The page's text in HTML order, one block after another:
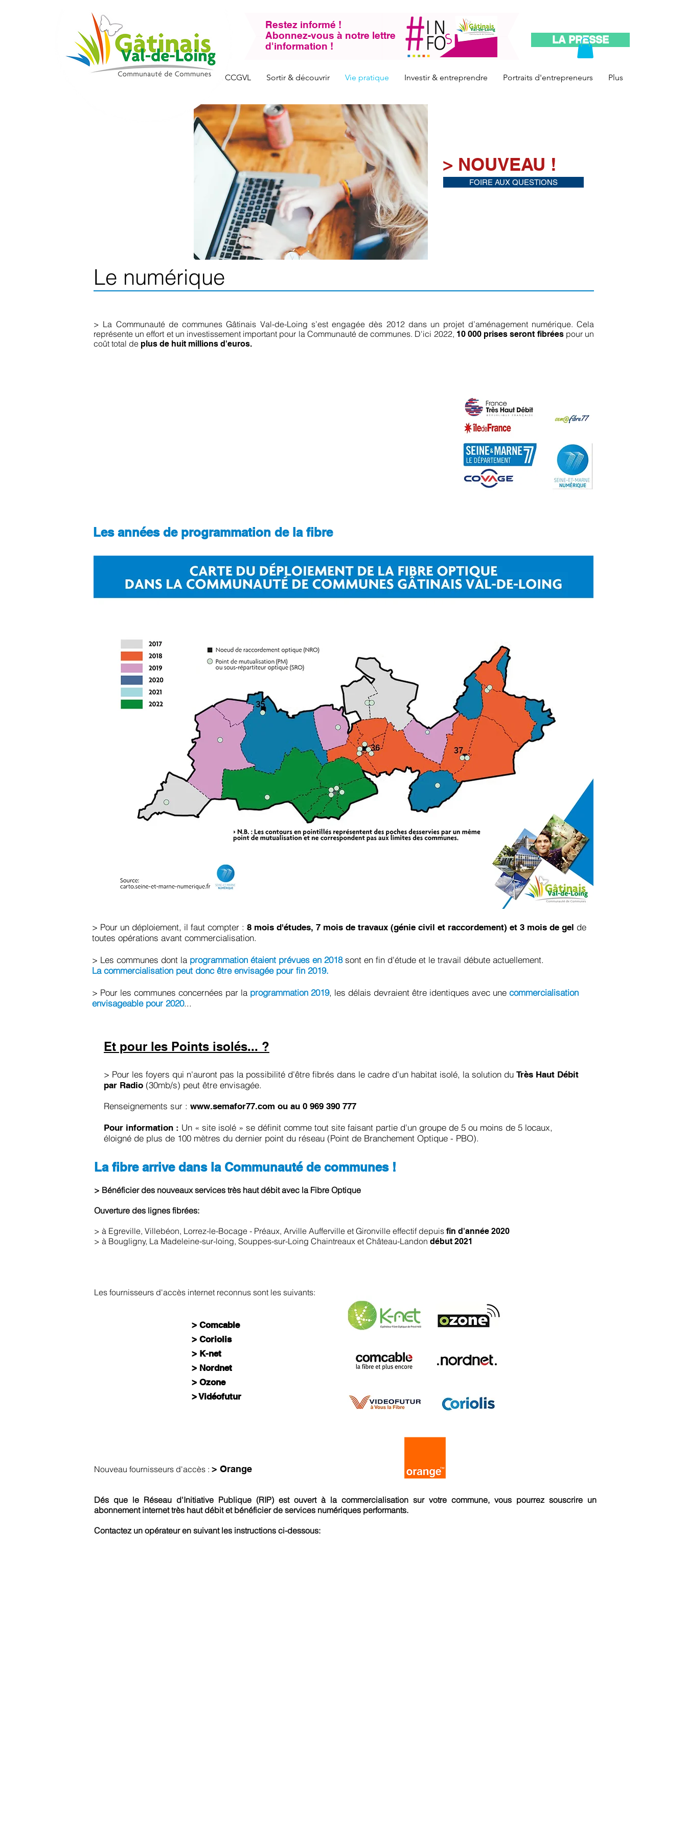
La CCGVL Sortir & découvrir Vie pratique Investir & entreprendre Portraits d'entrepreneurs Plus
Restez informé !
Abonnez-vous à notre lettre
d'information !
LA PRESSE
> NOUVEAU !
FOIRE AUX QUESTIONS
Le numérique
> La Communauté de communes Gâtinais Val-de-Loing s’est engagée dès 2012 dans un projet d’aménagement numérique. Cela
représente un effort et un investissement important pour la Communauté de communes. D'ici 2022, 10 000 prises seront fibréespour un
coût total de plus de huit millions d'euros.
Les années de programmation de la fibre
> Pour un déploiement, il faut compter : 8 mois d'études, 7 mois de travaux (génie civil et raccordement) et 3 mois de gel de
toutes opérations avant commercialisation.
> Les communes dont la programmation étaient prévues en 2018sont en fin d'étude et le travail débute actuellement.
La commercialisation peut donc être envisagée pour fin 2019.
> Pour les communes concernées par la programmation 2019, les délais devraient être identiques avec une commercialisation
envisageable pour 2020...
Et pour les Points isolés... ?
> Pour les foyers qui n'auront pas la possibilité d'être fibrés dans le cadre d'un habitat isolé, la solution du Très Haut Débit
par Radio (30mb/s) peut être envisagée.
Renseignements sur : www.semafor77.com ou au 0 969 390 777
Pour information : Un « site isolé » se définit comme tout site faisant partie d'un groupe de 5 ou moins de 5 locaux,
éloigné de plus de 100 mètres du dernier point du réseau (Point de Branchement Optique - PBO).
> Comcable
> Coriolis
> K-net
> Nordnet
> Ozone
> Vidéofutur
La fibre arrive dans la Communauté de communes !
> Bénéficier des nouveaux services très haut débit avec la Fibre Optique
Ouverture des lignes fibrées:
> à Egreville, Villebéon, Lorrez-le-Bocage - Préaux, Arville Aufferville et Gironville effectif depuis fin d'année 2020
> à Bougligny, La Madeleine-sur-loing, Souppes-sur-Loing Chaintreaux et Château-Landon début 2021
Les fournisseurs d'accès internet reconnus sont les suivants:
Nouveau fournisseurs d'accès : > Orange
Dés que le Réseau d'Initiative Publique (RIP) est ouvert à la commercialisation sur votre commune, vous pourrez souscrire un
abonnement internet très haut débit et bénéficier de services numériques performants.
Contactez un opérateur en suivant les instructions ci-dessous: